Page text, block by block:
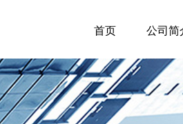
首页 公司简